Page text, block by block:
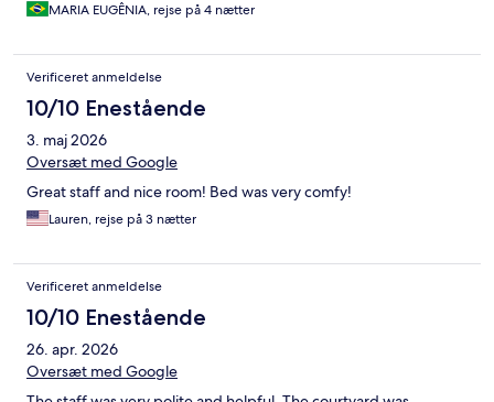
MARIA EUGÊNIA, rejse på 4 nætter
Verificeret anmeldelse
10/10 Enestående
3. maj 2026
Oversæt med Google
Great staff and nice room! Bed was very comfy!
Lauren, rejse på 3 nætter
Verificeret anmeldelse
10/10 Enestående
26. apr. 2026
Oversæt med Google